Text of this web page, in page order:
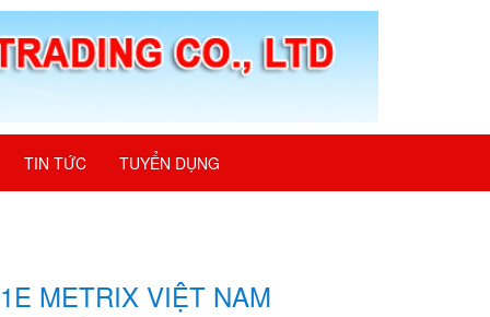
TIN TỨC TUYỂN DỤNG
METRIX VIỆT NAM